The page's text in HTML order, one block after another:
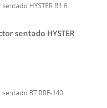
sentado HYSTER